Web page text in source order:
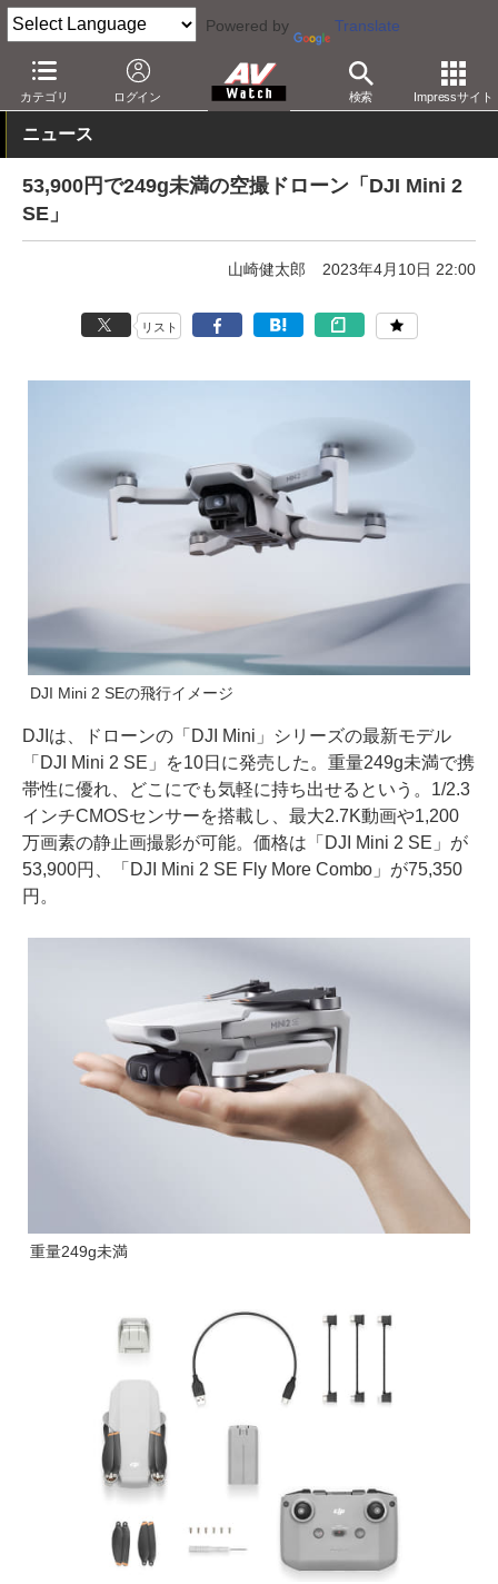
Powered by Translate
カテゴリ ログイン 検索 Impressサイト
AV Watch 製品 ドローン/UAV
ニュース
53,900円で249g未満の空撮ドローン「DJI Mini 2
SE」
山崎健太郎 2023年4月10日 22:00
リスト
DJI Mini 2 SEの飛行イメージ
DJIは、ドローンの「DJI Mini」シリーズの最新モデル
「DJI Mini 2 SE」を10日に発売した。重量249g未満で携
帯性に優れ、どこにでも気軽に持ち出せるという。1/2.3
インチCMOSセンサーを搭載し、最大2.7K動画や1,200
万画素の静止画撮影が可能。価格は「DJI Mini 2 SE」が
53,900円、「DJI Mini 2 SE Fly More Combo」が75,350
円。
重量249g未満